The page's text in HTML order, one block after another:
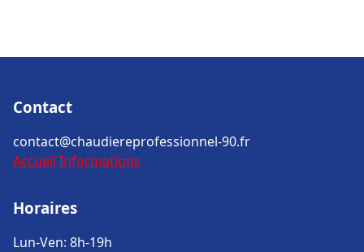
Contact
contact@chaudiereprofessionnel-90.fr
Accueil Informations
Horaires
Lun-Ven: 8h-19h